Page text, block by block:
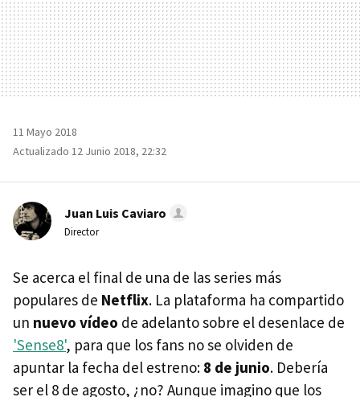
11 Mayo 2018
Actualizado 12 Junio 2018, 22:32
Juan Luis Caviaro
Director
Se acerca el final de una de las series más
populares de Netflix. La plataforma ha compartido
un nuevo vídeo de adelanto sobre el desenlace de
'Sense8', para que los fans no se olviden de
apuntar la fecha del estreno: 8 de junio. Debería
ser el 8 de agosto, ¿no? Aunque imagino que los